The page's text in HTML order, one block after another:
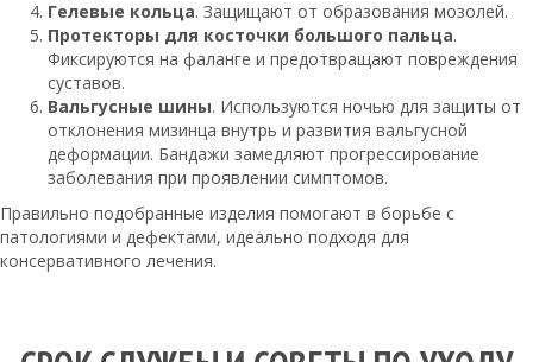
Гелевые кольца. Защищают от образования мозолей.
Протекторы для косточки большого пальца.
Фиксируются на фаланге и предотвращают повреждения
суставов.
Вальгусные шины. Используются ночью для защиты от
отклонения мизинца внутрь и развития вальгусной
деформации. Бандажи замедляют прогрессирование
заболевания при проявлении симптомов.
Правильно подобранные изделия помогают в борьбе с
патологиями и дефектами, идеально подходя для
консервативного лечения.